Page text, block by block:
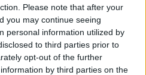
Please note that after your
you may continue seeing
personal information utilized by
to third parties prior to
opt-out of the further
by third parties on the